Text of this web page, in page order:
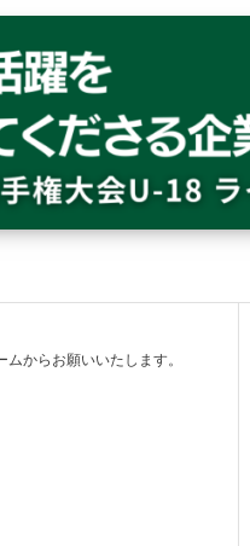
からお願いいたします。